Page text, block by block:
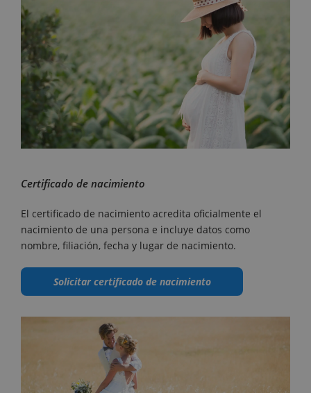
Certificado de nacimiento
El certificado de nacimiento acredita oficialmente el
nacimiento de una persona e incluye datos como
nombre, filiación, fecha y lugar de nacimiento.
Solicitar certificado de nacimiento